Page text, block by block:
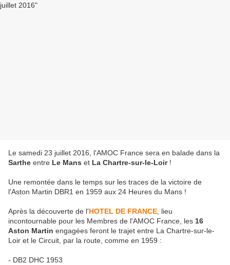
Le samedi 23 juillet 2016, l'AMOC France sera en balade dans la
Sarthe entre Le Mans et La Chartre-sur-le-Loir!
Une remontée dans le temps sur les traces de la victoire de
l'Aston Martin DBR1 en 1959 aux 24 Heures du Mans !
Après la découverte de l'HOTEL DE FRANCE , lieu
incontournable pour les Membres de l'AMOC France, les 16
Aston Martin engagées feront le trajet entre La Chartre-sur-le-
Loir et le Circuit, par la route, comme en 1959 :
- DB2 DHC 1953